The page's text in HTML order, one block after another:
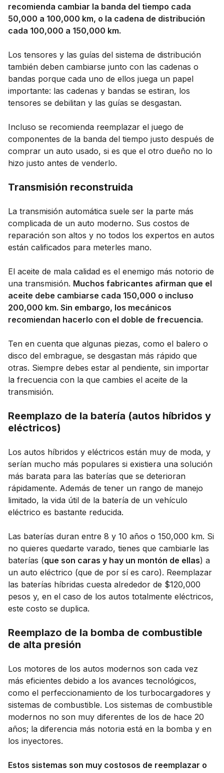
recomienda cambiar la banda del tiempo cada
50,000 a 100,000 km, o la cadena de distribución
cada 100,000 a 150,000 km.
Los tensores y las guías del sistema de distribución
también deben cambiarse junto con las cadenas o
bandas porque cada uno de ellos juega un papel
importante: las cadenas y bandas se estiran, los
tensores se debilitan y las guías se desgastan.
Incluso se recomienda reemplazar el juego de
componentes de la banda del tiempo justo después de
comprar un auto usado, si es que el otro dueño no lo
hizo justo antes de venderlo.
Transmisión reconstruida
La transmisión automática suele ser la parte más
complicada de un auto moderno. Sus costos de
reparación son altos y no todos los expertos en autos
están calificados para meterles mano.
El aceite de mala calidad es el enemigo más notorio de
una transmisión. Muchos fabricantes afirman que el
aceite debe cambiarse cada 150,000 o incluso
200,000 km. Sin embargo, los mecánicos
recomiendan hacerlo con el doble de frecuencia.
Ten en cuenta que algunas piezas, como el balero o
disco del embrague, se desgastan más rápido que
otras. Siempre debes estar al pendiente, sin importar
la frecuencia con la que cambies el aceite de la
transmisión.
Reemplazo de la batería (autos híbridos y
eléctricos)
Los autos híbridos y eléctricos están muy de moda, y
serían mucho más populares si existiera una solución
más barata para las baterías que se deterioran
rápidamente. Además de tener un rango de manejo
limitado, la vida útil de la batería de un vehículo
eléctrico es bastante reducida.
Las baterías duran entre 8 y 10 años o 150,000 km. Si
no quieres quedarte varado, tienes que cambiarle las
baterías (que son caras y hay un montón de ellas) a
un auto eléctrico (que de por sí es caro). Reemplazar
las baterías híbridas cuesta alrededor de $120,000
pesos y, en el caso de los autos totalmente eléctricos,
este costo se duplica.
Reemplazo de la bomba de combustible
de alta presión
Los motores de los autos modernos son cada vez
más eficientes debido a los avances tecnológicos,
como el perfeccionamiento de los turbocargadores y
sistemas de combustible. Los sistemas de combustible
modernos no son muy diferentes de los de hace 20
años; la diferencia más notoria está en la bomba y en
los inyectores.
Estos sistemas son muy costosos de reemplazar o